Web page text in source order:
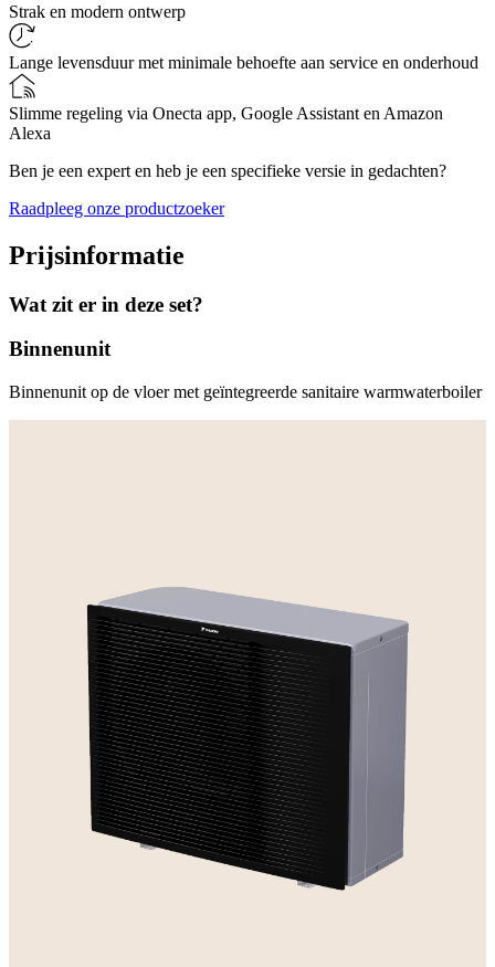
Strak en modern ontwerp
Lange levensduur met minimale behoefte aan service en onderhoud
Slimme regeling via Onecta app, Google Assistant en Amazon
Alexa
Ben je een expert en heb je een specifieke versie in gedachten?
Raadpleeg onze productzoeker
Prijsinformatie
Wat zit er in deze set?
Binnenunit
Binnenunit op de vloer met geïntegreerde sanitaire warmwaterboiler